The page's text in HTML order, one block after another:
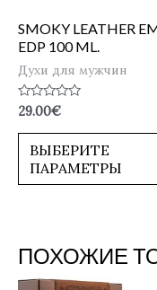
SMOKY LEATHER
EDP 100 ML.
Духи для мужчин
Оценка
0
из
29.00€
ВЫБЕРИТЕ
ПАРАМЕТРЫ
ПОХОЖИЕ